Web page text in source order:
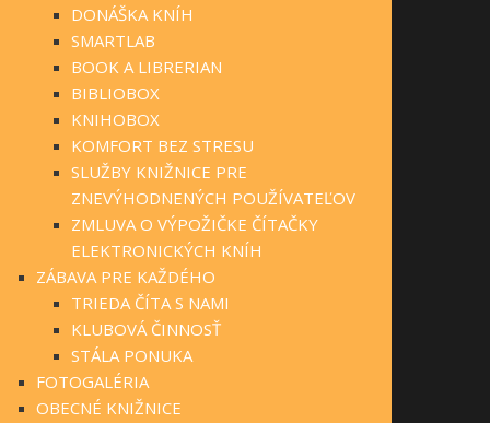
DONÁŠKA KNÍH
SMARTLAB
BOOK A LIBRERIAN
BIBLIOBOX
KNIHOBOX
KOMFORT BEZ STRESU
SLUŽBY KNIŽNICE PRE
ZNEVÝHODNENÝCH POUŽÍVATEĽOV
ZMLUVA O VÝPOŽIČKE ČÍTAČKY
ELEKTRONICKÝCH KNÍH
ZÁBAVA PRE KAŽDÉHO
TRIEDA ČÍTA S NAMI
KLUBOVÁ ČINNOSŤ
STÁLA PONUKA
FOTOGALÉRIA
OBECNÉ KNIŽNICE